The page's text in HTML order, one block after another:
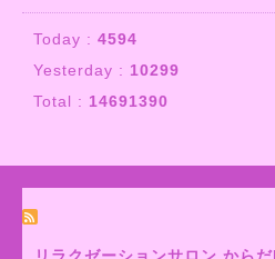
Today : 4594
Yesterday : 10299
Total : 14691390
リラクゼーションサロン から